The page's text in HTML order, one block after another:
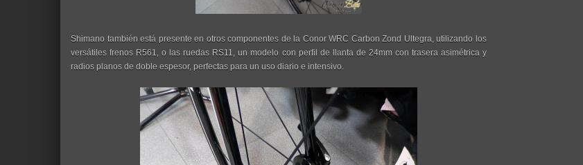
Shimano también está presente en otros componentes de la Conor WRC Carbon Zond Ultegra, utilizando los
versátiles frenos R561, o las ruedas RS11, un modelo con perfil de llanta de 24mm con trasera asimétrica y
radios planos de doble espesor, perfectas para un uso diario e intensivo.